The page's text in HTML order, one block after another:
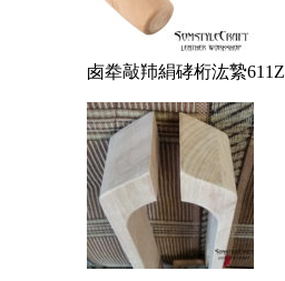
卥牶敲䍨絹硣桁汯縶611Z